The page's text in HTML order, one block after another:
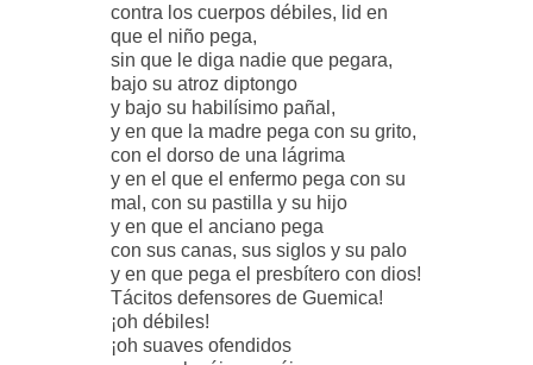
contra los cuerpos débiles, lid en
que el niño pega,
sin que le diga nadie que pegara,
bajo su atroz diptongo
y bajo su habilísimo pañal,
y en que la madre pega con su grito,
con el dorso de una lágrima
y en el que el enfermo pega con su
mal, con su pastilla y su hijo
y en que el anciano pega
con sus canas, sus siglos y su palo
y en que pega el presbítero con dios!
Tácitos defensores de Guemica!
¡oh débiles!
¡oh suaves ofendidos